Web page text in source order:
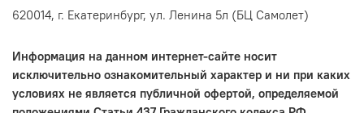
620014, г. Екатеринбург, ул. Ленина 5л (БЦ Самолет)
Информация на данном интернет-сайте носит
исключительно ознакомительный характер и ни при каких
условиях не является публичной офертой, определяемой